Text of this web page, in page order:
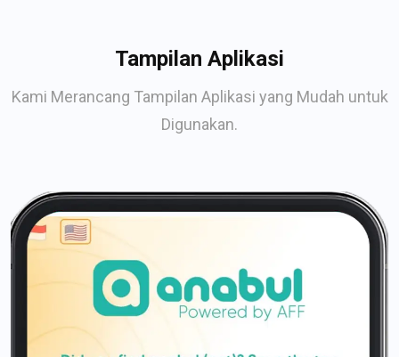
Tampilan Aplikasi
Kami Merancang Tampilan Aplikasi yang Mudah untuk
Digunakan.